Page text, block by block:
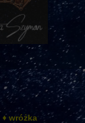
♦ wróżka